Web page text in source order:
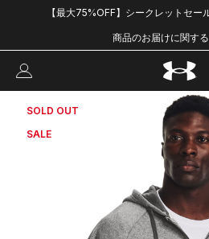
【最大75%OFF】シークレットセー
商品のお届けに関す
SOLD OUT
SALE